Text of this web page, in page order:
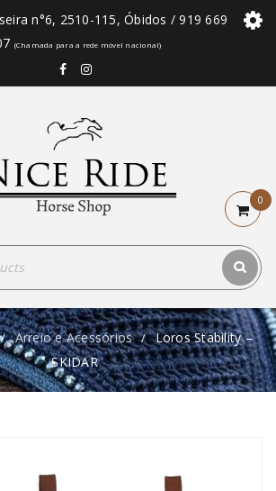
n°6, 2510-115, Óbidos / 919 669
(Chamada para a rede móvel nacional)
0
/ Arreio e Acessórios / Loros Stability –
SKIDAR